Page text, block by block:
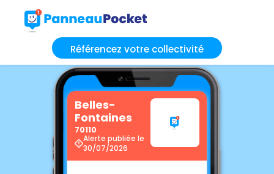
Référencez votre collectivité
Belles-
Fontaines
70110
Alerte publiée le
30/07/2026